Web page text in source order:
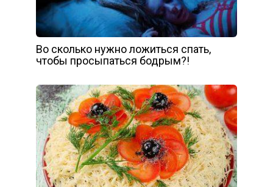
Во сколько нужно ложиться спать,
чтобы просыпаться бодрым?!